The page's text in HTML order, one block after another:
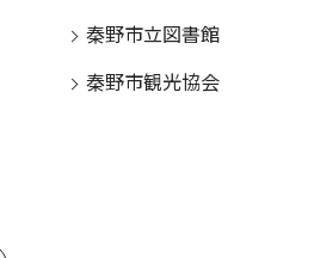
秦野市立図書館
秦野市観光協会